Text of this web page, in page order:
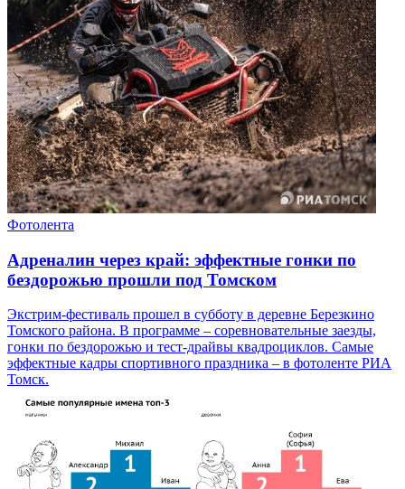
Фотолента
Адреналин через край: эффектные гонки по
бездорожью прошли под Томском
Экстрим-фестиваль прошел в субботу в деревне Березкино
Томского района. В программе – соревновательные заезды,
гонки по бездорожью и тест-драйвы квадроциклов. Самые
эффектные кадры спортивного праздника – в фотоленте РИА
Томск.